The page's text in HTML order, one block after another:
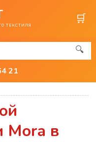
ТЕКСТИЛЯ 🛒
🔍
21
Mora в